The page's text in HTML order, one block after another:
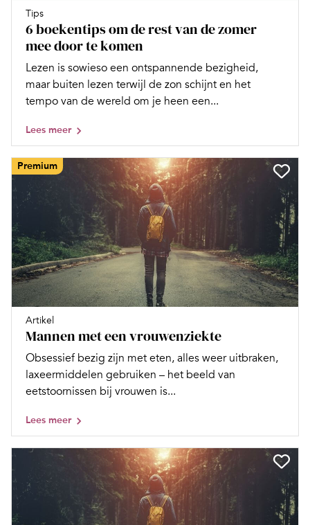
Tips
6 boekentips om de rest van de zomer
mee door te komen
Lezen is sowieso een ontspannende bezigheid,
maar buiten lezen terwijl de zon schijnt en het
tempo van de wereld om je heen een...
Lees meer
Premium
Artikel
Mannen met een vrouwenziekte
Obsessief bezig zijn met eten, alles weer uitbraken,
laxeermiddelen gebruiken – het beeld van
eetstoornissen bij vrouwen is...
Lees meer